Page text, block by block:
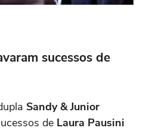
sucessos de
Sandy & Junior
de Laura Pausini